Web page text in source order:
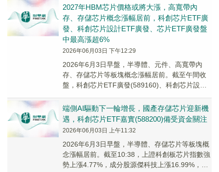
2027年HBM芯片價格或將大漲，高寬帶內
存、存儲芯片概念漲幅居前，科創芯片ETF廣
發、科創芯片設計ETF廣發、芯片ETF廣發盤
中最高漲超6%
2026年06月03日 下午12:29
2026年6月3日早盤，半導體、元件、高寬帶內
存、存儲芯片等板塊概念漲幅居前。截至午間收
盤，科創芯片ETF廣發(589160)、科創芯片設計
端側AI驅動下一輪增長，國產存儲芯片迎新機
遇，科創芯片ETF嘉實(588200)備受資金關注
2026年06月03日 上午11:32
2026年6月3日早盤，半導體、存儲芯片等板塊概
念漲幅居前。截至10:38，上證科創板芯片指數強
勢上漲4.77%，成分股源傑科技上漲16.99%，瀾